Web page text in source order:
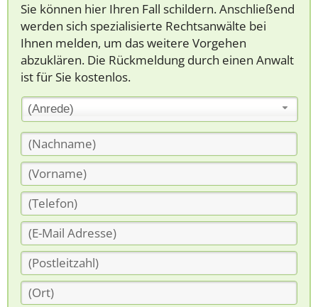
Sie können hier Ihren Fall schildern. Anschließend
werden sich spezialisierte Rechtsanwälte bei
Ihnen melden, um das weitere Vorgehen
abzuklären. Die Rückmeldung durch einen Anwalt
ist für Sie kostenlos.
(Anrede)